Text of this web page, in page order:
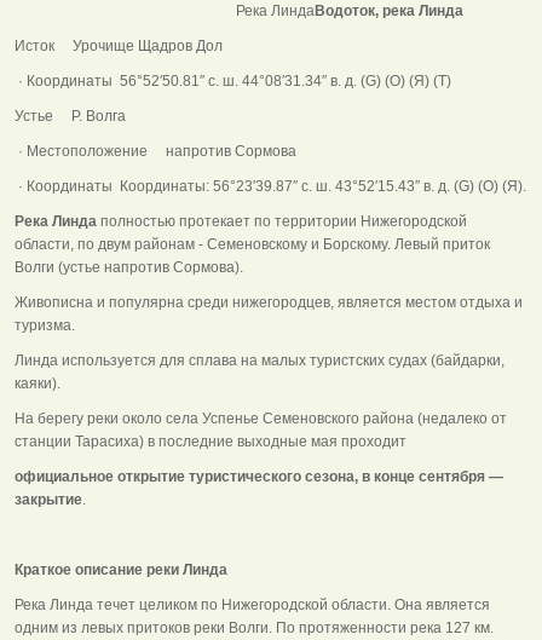
Река ЛиндаВодоток, река Линда
Исток Урочище Щадров Дол
· Координаты 56°52′50.81″ с. ш. 44°08′31.34″ в. д. (G) (O) (Я) (T)
Устье Р. Волга
· Местоположение напротив Сормова
· Координаты Координаты: 56°23′39.87″ с. ш. 43°52′15.43″ в. д. (G) (O) (Я).
Река Линда полностью протекает по территории Нижегородской
области, по двум районам - Семеновскому и Борскому. Левый приток
Волги (устье напротив Сормова).
Живописна и популярна среди нижегородцев, является местом отдыха и
туризма.
Линда используется для сплава на малых туристских судах (байдарки,
каяки).
На берегу реки около села Успенье Семеновского района (недалеко от
станции Тарасиха) в последние выходные мая проходит
официальное открытие туристического сезона, в конце сентября —
закрытие.
Краткое описание реки Линда
Река Линда течет целиком по Нижегородской области. Она является
одним из левых притоков реки Волги. По протяженности река 127 км.